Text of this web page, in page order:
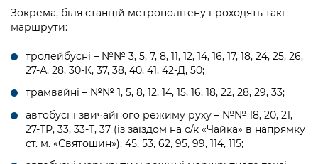
Графік роботи та прийому громадян
Вакансії
Звернення громадян
Регуляторна діяльність
Культура, спорт, дозвілля
Бізнес та ліцензування
Фінанси та бюджет
Безпека та правопорядок
Ритуальні послуги
Петиції
Контактний центр
Допомога учасникам АТО
Рада з питань внутрішньо переміщених
осіб при Київській міській військовій
адміністрації
Нормативна база
інформацію
Порядок оскарження рішень, дій чи
Звіти про опрацювання запитів на
публічну інформацію
Подати журналістський запит /
Зйомки в лікарнях в умовах воєнного
стану / Rules for media coverage of
hospitals at work under martial law
Контакти для медіа / Contacts for mass
Зокрема, біля станцій метрополітену проходять такі
маршрути:
тролейбусні – №№ 3, 5, 7, 8, 11, 12, 14, 16, 17, 18, 24, 25, 26,
27-А, 28, 30-К, 37, 38, 40, 41, 42-Д, 50;
трамвайні – №№ 1, 5, 8, 12, 14, 15, 16, 18, 22, 28, 29, 33;
автобусні звичайного режиму руху – №№ 18, 20, 21,
27-ТР, 33, 33-Т, 37 (із заїздом на с/к «Чайка» в напрямку
ст. м. «Святошин»), 45, 53, 62, 95, 99, 114, 115;